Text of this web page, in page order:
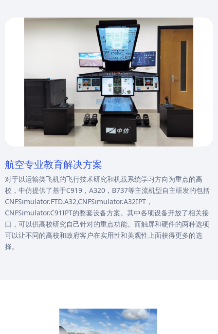
航空专业教育解决方案
对于以运输类飞机的飞行技术研究和机载系统学习方向为重点的高
校，中仿提供了基于C919，A320，B737等主流机型自主研发的包括
CNFSimulator.FTD.A32,CNFSimulator.A32IPT，
CNFSimulator.C91IPT的整套设备方案。其中各项设备开放了相关接
口，可以供高校研究自己针对的重点功能。而触屏和硬件的两种选项
可以让不同的高校和政府客户在实用性和美观性上面获得更多的选
择。